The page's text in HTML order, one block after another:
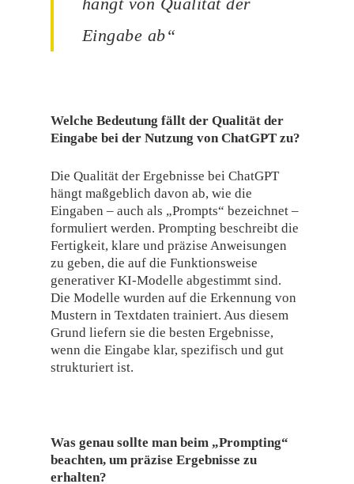
Eingabe ab“
Welche Bedeutung fällt der Qualität der
Eingabe bei der Nutzung von ChatGPT zu?
Die Qualität der Ergebnisse bei ChatGPT
hängt maßgeblich davon ab, wie die
Eingaben – auch als „Prompts“ bezeichnet –
formuliert werden. Prompting beschreibt die
Fertigkeit, klare und präzise Anweisungen
zu geben, die auf die Funktionsweise
generativer KI-Modelle abgestimmt sind.
Die Modelle wurden auf die Erkennung von
Mustern in Textdaten trainiert. Aus diesem
Grund liefern sie die besten Ergebnisse,
wenn die Eingabe klar, spezifisch und gut
strukturiert ist.
Was genau sollte man beim „Prompting“
beachten, um präzise Ergebnisse zu
erhalten?